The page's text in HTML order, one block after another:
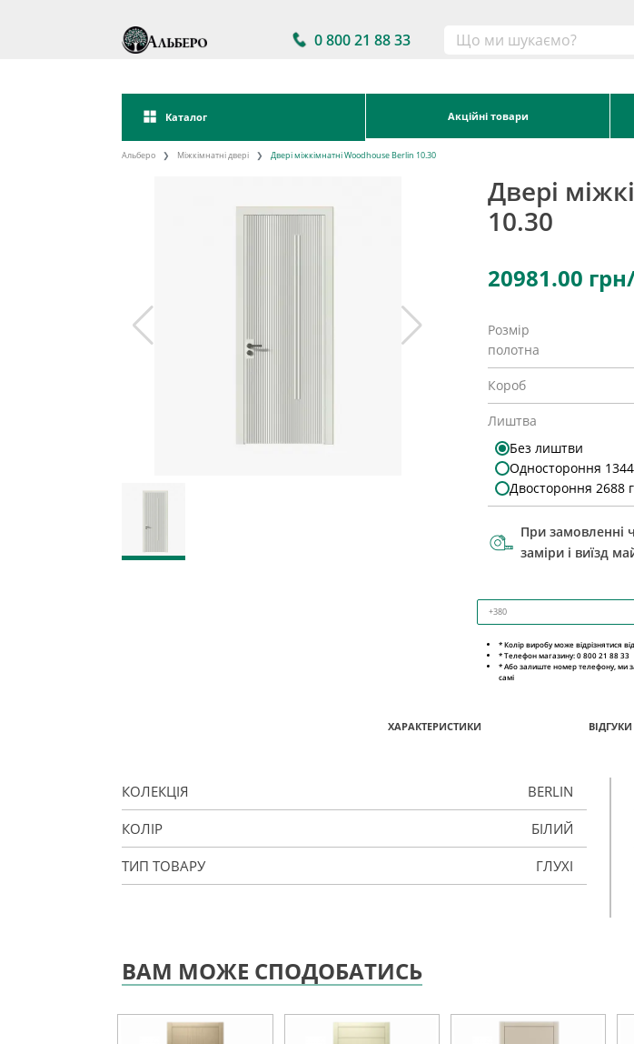
0 800 21 88 33
Каталог Акційні товари
Альберо Міжкімнатні двері Двері міжкімнатні Woodhouse Berlin 10.30
Двері
10.30
20981.00
Розмір
полотна
Короб
Лиштва
Без лиштви
Одностороння
Двостороння 2688
При замовленні
заміри і виїзд
* Колір виробу може відрізнятися
* Телефон магазину: 0 800 21 88 33
* Або залиште номер телефону, ми
самі
ХАРАКТЕРИСТИКИ ВІДГУКИ
КОЛЕКЦІЯ BERLIN
КОЛІР БІЛИЙ
ТИП ТОВАРУ ГЛУХІ
ВАМ МОЖЕ СПОДОБАТИСЬ